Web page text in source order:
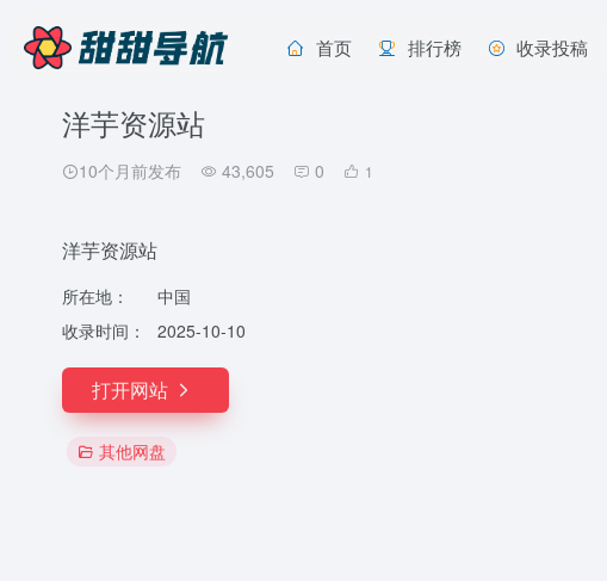
首页 排行榜 收录投稿
洋芋资源站
10个月前发布 43,605 0 1
洋芋资源站
所在地：
中国
收录时间：
2025-10-10
打开网站
其他网盘